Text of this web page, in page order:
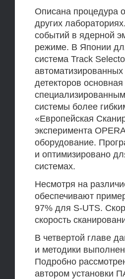
Описана процедура
других
событий в ядерной
режиме. В Японии
система Track
детекторов
системы более
«Европейская
эксперимента
оборудование.
и оптимизировано
системах.
Несмотря на
обеспечивают
97% для S-UTS.
скорость
В четвертой главе
и методики
Подробно
автором установки